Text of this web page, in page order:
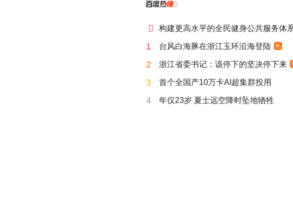

 构建更高水平的全民健身公共服务体
1 台风白海豚在浙江玉环沿海登陆 热
2 浙江省委书记：该停下的坚决停下来
3 首个全国产10万卡AI超集群投用
4 年仅23岁 夏士远空降时坠地牺牲